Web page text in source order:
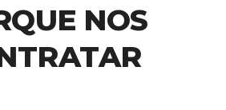
NOS